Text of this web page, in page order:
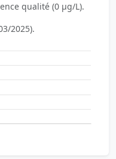
qualité (0 µg/L).
2025).